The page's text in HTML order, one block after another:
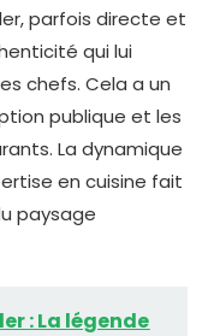
parfois directe et
qui lui
chefs. Cela a un
publique et les
La dynamique
en cuisine fait
paysage
: La légende